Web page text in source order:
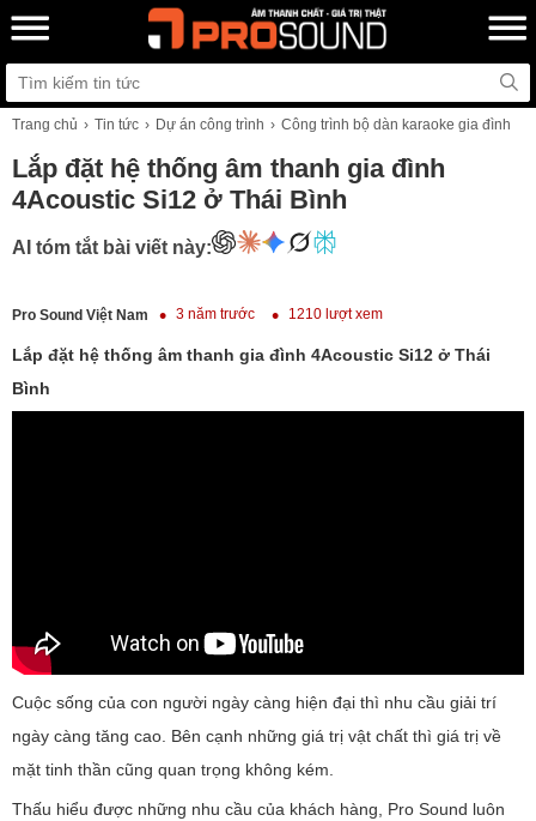
Trang chủ Tin tức Dự án công trình Công trình bộ dàn karaoke gia đình
Lắp đặt hệ thống âm thanh gia đình
4Acoustic Si12 ở Thái Bình
AI tóm tắt bài viết này:
Pro Sound Việt Nam 3 năm trước 1210 lượt xem
Lắp đặt hệ thống âm thanh gia đình 4Acoustic Si12 ở Thái
Bình
Cuộc sống của con người ngày càng hiện đại thì nhu cầu giải trí
ngày càng tăng cao. Bên cạnh những giá trị vật chất thì giá trị về
mặt tinh thần cũng quan trọng không kém.
Thấu hiểu được những nhu cầu của khách hàng, Pro Sound luôn